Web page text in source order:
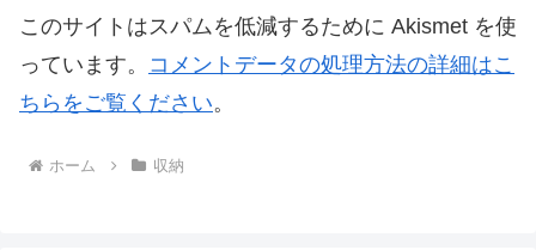
このサイトはスパムを低減するために Akismet を使
っています。 コメントデータの処理方法の詳細はこ
ちらをご覧ください。
ホーム 収納